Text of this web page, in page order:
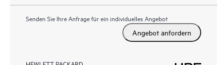
Senden Sie Ihre Anfrage für ein individuelles Angebot
Angebot anfordern